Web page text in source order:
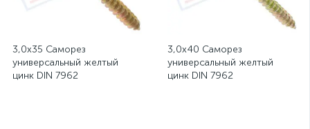
3,0х35 Саморез
универсальный желтый
цинк DIN 7962
3,0х40 Саморез
универсальный желтый
цинк DIN 7962